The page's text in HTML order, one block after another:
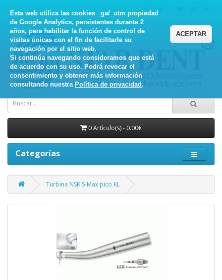
Esta web utiliza las cookies _ga/_utm propiedad
de Google Analytics, persistentes durante 2
años, para habilitar la función de control de
visitas únicas con el fin de facilitarle su
navegación por el sitio web.
Si continúa navegando consideramos que está
de acuerdo con su uso. Podrá revocar el
consentimiento y obtener más información
consultando nuestra Política de privacidad.
ACEPTAR
0 Artículo(s) - 0.00€
Categorías
Turbina NSK S-Max pico KL